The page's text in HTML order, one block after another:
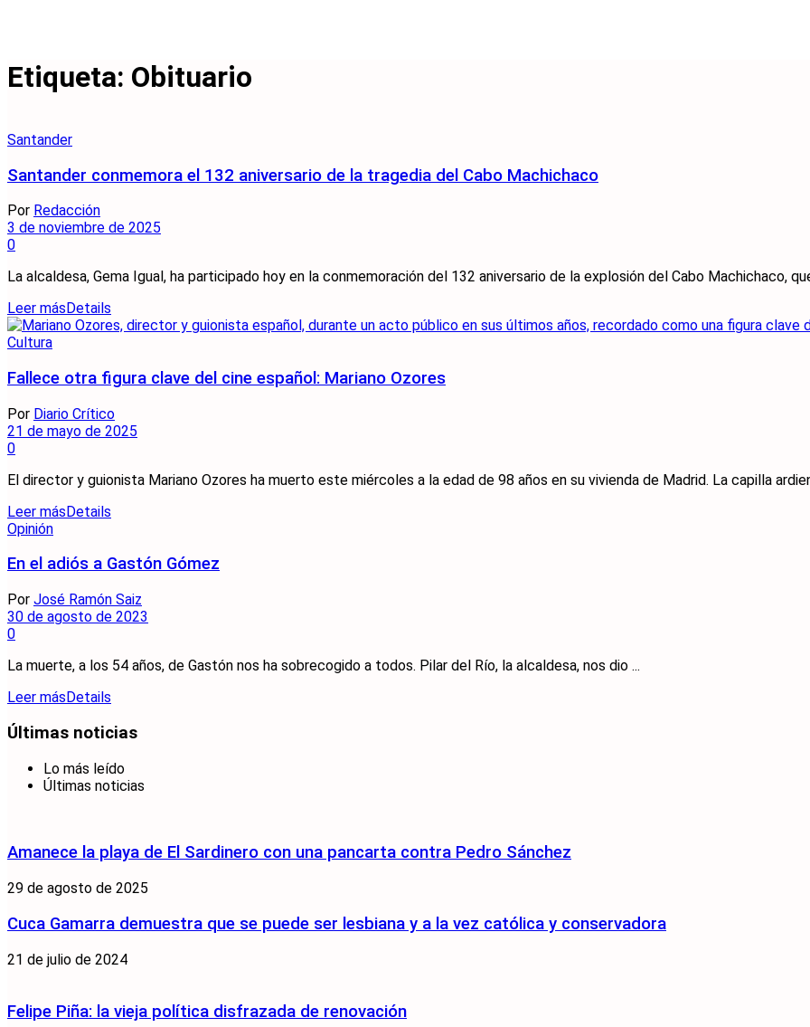
Etiqueta: Obituario
Santander
Santander conmemora el 132 aniversario de la tragedia del Cabo Machichaco
Por Redacción
3 de noviembre de 2025
0
La alcaldesa, Gema Igual, ha participado hoy en la conmemoración del 132 aniversario de la explosión del Cabo Machichaco,
Leer más Details
Cultura
Fallece otra figura clave del cine español: Mariano Ozores
Por Diario Crítico
21 de mayo de 2025
0
El director y guionista Mariano Ozores ha muerto este miércoles a la edad de 98 años en su vivienda de Madrid. La capilla
Leer másDetails
Opinión
En el adiós a Gastón Gómez
Por José Ramón Saiz
30 de agosto de 2023
0
La muerte, a los 54 años, de Gastón nos ha sobrecogido a todos. Pilar del Río, la alcaldesa, nos dio ...
Leer más Details
Últimas noticias
Lo más leído
Últimas noticias
Amanece la playa de El Sardinero con una pancarta contra Pedro Sánchez
29 de agosto de 2025
Cuca Gamarra demuestra que se puede ser lesbiana y a la vez católica y conservadora
21 de julio de 2024
Felipe Piña: la vieja política disfrazada de renovación